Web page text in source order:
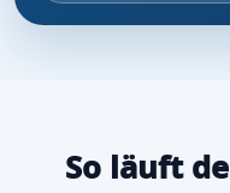
So läuft